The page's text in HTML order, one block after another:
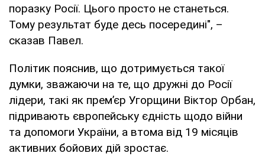
поразку Росії. Цього просто не станеться.
Тому результат буде десь посередині", –
сказав Павел.
Політик пояснив, що дотримується такої
думки, зважаючи на те, що дружні до Росії
лідери, такі як прем’єр Угорщини Віктор Орбан,
підривають європейську єдність щодо війни
та допомоги України, а втома від 19 місяців
активних бойових дій зростає.